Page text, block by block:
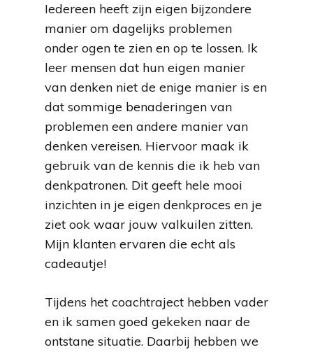
Iedereen heeft zijn eigen bijzondere
manier om dagelijks problemen
onder ogen te zien en op te lossen. Ik
leer mensen dat hun eigen manier
van denken niet de enige manier is en
dat sommige benaderingen van
problemen een andere manier van
denken vereisen. Hiervoor maak ik
gebruik van de kennis die ik heb van
denkpatronen. Dit geeft hele mooi
inzichten in je eigen denkproces en je
ziet ook waar jouw valkuilen zitten.
Mijn klanten ervaren die echt als
cadeautje!
Tijdens het coachtraject hebben vader
en ik samen goed gekeken naar de
ontstane situatie. Daarbij hebben we